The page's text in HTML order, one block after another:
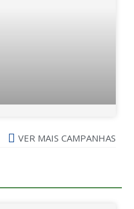
VER MAIS CAMPANHAS